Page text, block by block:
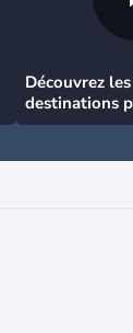
Découvrez
destinations